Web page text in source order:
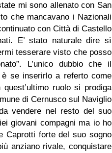
mi sono allenato con San
che mancavano i Nazionali
con Città di Castello
E’ stato naturale dire sì
tesserare visto che posso
”. L’unico dubbio che il
se inserirlo a referto come
ruolo si prodiga
di Cernusco sul Naviglio
vendere nel resto del suo
giovani compagni ma io ho
Caprotti forte del suo sogno
anziano rivale, conquistare